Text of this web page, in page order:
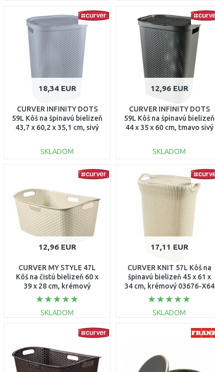
DO KOŠÍKA
Porovnať
DO KOŠÍKA
Porovnať
18,34 EUR
CURVER INFINITY DOTS
59L Kôš na špinavú bielizeň
43,7 x 60,2 x 35,1 cm, sivý
SKLADOM
DO KOŠÍKA
Porovnať
12,96 EUR
CURVER INFINITY DOTS
59L Kôš na špinavú bielizeň
44 x 35 x 60 cm, tmavo sivý
SKLADOM
DO KOŠÍKA
Porovnať
12,96 EUR
CURVER MY STYLE 47L
Kôš na čistú bielizeň 60 x
39 x 28 cm, krémový
00745-885
SKLADOM
DO KOŠÍKA
Porovnať
17,11 EUR
CURVER KNIT 57L Kôš na
špinavú bielizeň 45 x 61 x
34 cm, krémový 03676-X64
SKLADOM
DO KOŠÍKA
Porovnať